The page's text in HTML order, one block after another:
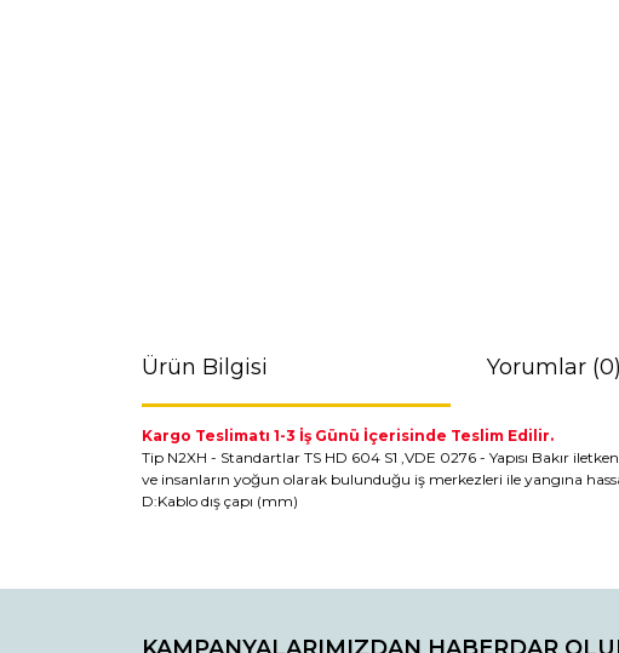
Ürün Bilgisi Yorumlar (0)
Kargo Teslimatı 1-3 İş Günü İçerisinde Teslim Edilir.
Tip N2XH - Standartlar TS HD 604 S1 ,VDE 0276 - Yapısı Bakır
ve insanların yoğun olarak bulunduğu iş merkezleri ile yangına
D:Kablo dış çapı (mm)
Görüş ve önerileriniz için teşekkür ederiz.
Ürün resmi kalitesiz, bozuk veya görüntülenemiyor.
KAMPANYALARIMIZDAN HABERDAR